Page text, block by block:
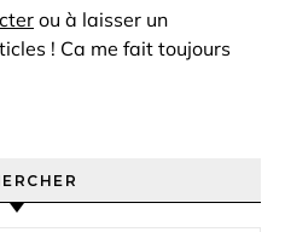
ou à laisser un
! Ca me fait toujours